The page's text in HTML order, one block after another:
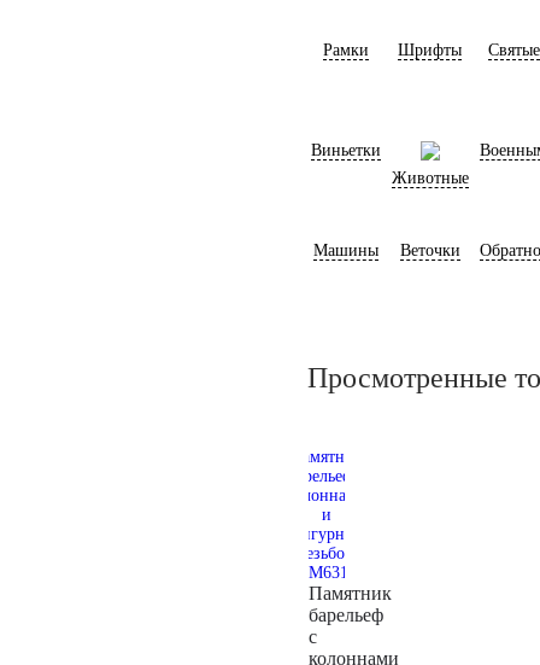
Рамки Шрифты Святые
Виньетки
Животные
Машины Веточки
Просмотренные
Памятник
барельеф
с
колоннами